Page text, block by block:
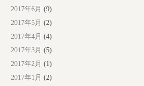
2017年6月 (9)
2017年5月 (2)
2017年4月 (4)
2017年3月 (5)
2017年2月 (1)
2017年1月 (2)